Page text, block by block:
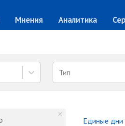
Мнения Аналитика
Тип
Единые дни